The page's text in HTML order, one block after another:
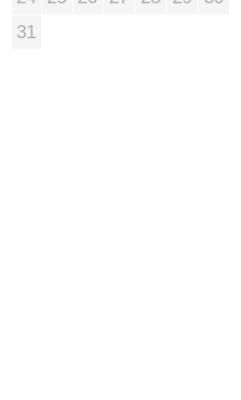
31